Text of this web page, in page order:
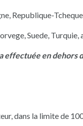
Republique-
Suede,
en dehors
dans la limite de